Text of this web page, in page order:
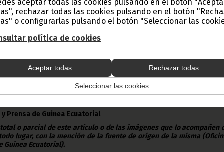
aceptar todas las cookies pulsando en el botón
rechazar todas las cookies pulsando en el botón
o configurarlas pulsando el botón "Seleccionar las
política de cookies
Aceptar todas Rechazar todas
Seleccionar las cookies
19 de junio, cuatro atletas de la Federación
al Campeonato Africano de Atletismo que
(Camerún), del 21 al 26 del presente mes.
Gregorio Ndon, Alba Rosana y Sefora Ada, dos
de la Medicina Deportiva Antidopaje.
de Atletismo es una competición a nivel continental, un
Africana de Atletismo, que se desarrolla cada dos años.
King
Prensa de Guinea Ecuatorial
o parcial de este artículo o de las imágenes que lo acompañen
lugar, con la mención de la fuente de origen de la misma
Guinea Ecuatorial).